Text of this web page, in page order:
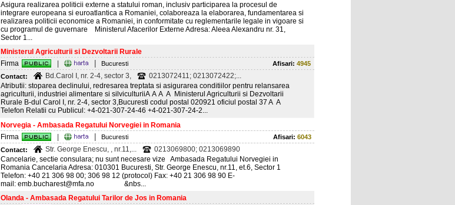
Asigura realizarea politicii externe a statului roman, inclusiv participarea la procesul de
integrare europeana si euroatlantica a Romaniei, colaboreaza la elaborarea, fundamentarea si
realizarea politicii economice a Romaniei, in conformitate cu reglementarile legale in vigoare si
cu programul de guvernare Ministerul Afacerilor Externe Adresa: Aleea Alexandru nr. 31,
Sector 1...
Ministerul Agriculturii si Dezvoltarii Rurale
Firma
Bucuresti Afisari: 4945
Contact:
Bd.Carol I, nr. 2-4, sector 3,
0213072411; 0213072422;...
Atributii: stoparea declinului, redresarea treptata si asigurarea conditiilor pentru relansarea
agriculturii, industriei alimentare si silviculturiiA A A A Ministerul Agriculturii si Dezvoltarii
Rurale B-dul Carol I, nr. 2-4, sector 3,Bucuresti codul postal 020921 oficiul postal 37 A A
Telefon Relatii cu Publicul: +4-021-307-24-46 +4-021-307-24-2...
Norvegia - Ambasada Regatului Norvegiei in Romania
Firma
Bucuresti Afisari: 6043
Contact:
Str. George Enescu, , nr.11,...
0213069800; 0213069890
Cancelarie, sectie consulara; nu sunt necesare vize Ambasada Regatului Norvegiei in
Romania Cancelaria Adresa: 010301 Bucuresti, Str. George Enescu, nr.11, et.6, Sector 1
Telefon: +40 21 306 98 00; 306 98 12 (protocol) Fax: +40 21 306 98 90 E-
mail: emb.bucharest@mfa.no &nbs...
Olanda - Ambasada Regatului Tarilor de Jos in Romania